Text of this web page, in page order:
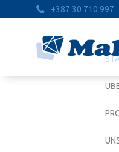
+387 30 710 997